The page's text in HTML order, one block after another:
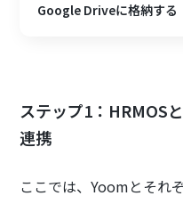
Google Driveに格納する
ステップ1：HRMOS
連携
ここでは、Yoomとそれ